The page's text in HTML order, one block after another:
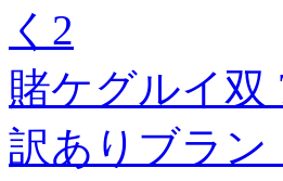
く2
賭ケグルイ双
訳ありブラン